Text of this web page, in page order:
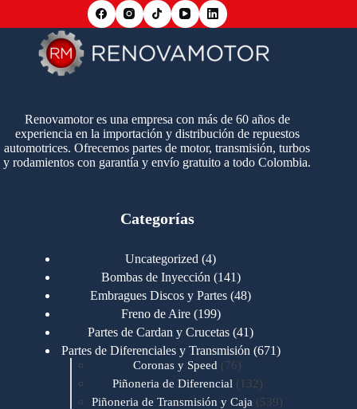
Renovamotor es una empresa con más de 60 años de
experiencia en la importación y distribución de repuestos
automotrices. Ofrecemos partes de motor, transmisión, turbos
y rodamientos con garantía y envío gratuito a todo Colombia.
Categorías
Uncategorized 44
productos
Bombas de Inyección 141141
productos
Embragues Discos y Partes 4848
Freno de Aire 199199
productos
Partes de Cardan y Crucetas 4141
productos
Partes de Diferenciales y Transmisión 671671
Coronas y Speed 7676
productos
Piñoneria de Diferencial 132 132
productos
Piñoneria de Transmisión y Caja 539539